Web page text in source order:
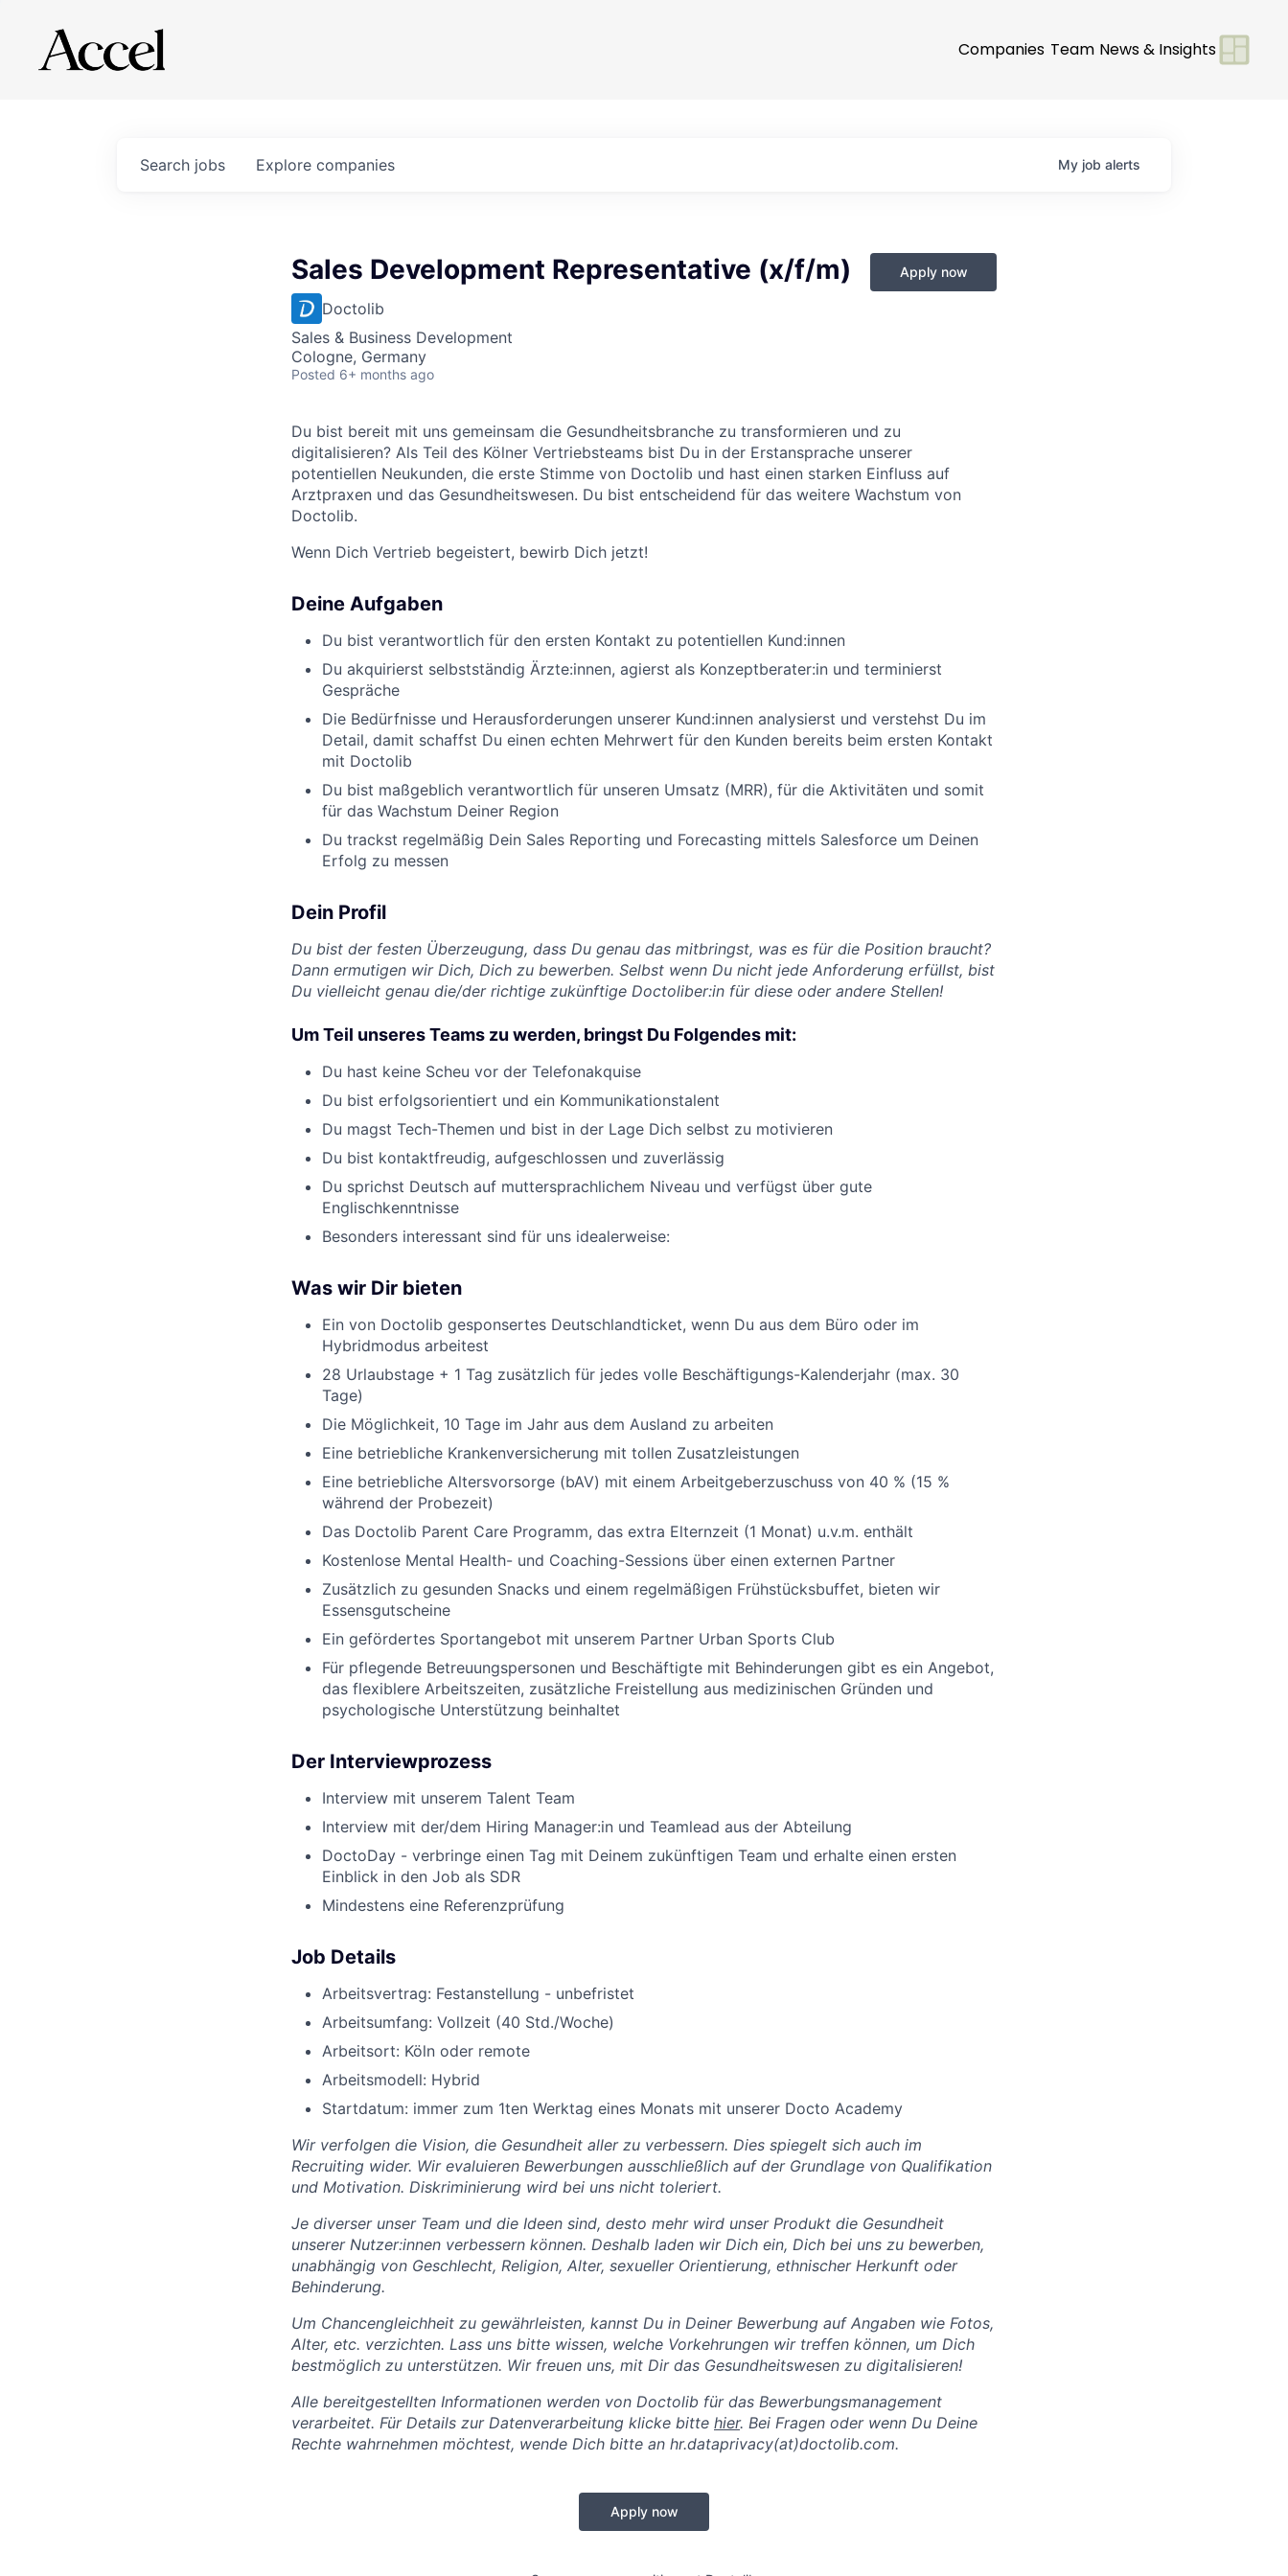
Companies Team News & Insights
Search jobs Explore companies My job alerts
Sales Development Representative (x/f/m)
Doctolib
Sales & Business Development
Cologne, Germany
Posted 6+ months ago
Apply now
Du bist bereit mit uns gemeinsam die Gesundheitsbranche zu transformieren und zu
digitalisieren? Als Teil des Kölner Vertriebsteams bist Du in der Erstansprache unserer
potentiellen Neukunden, die erste Stimme von Doctolib und hast einen starken Einfluss auf
Arztpraxen und das Gesundheitswesen. Du bist entscheidend für das weitere Wachstum von
Doctolib.
Wenn Dich Vertrieb begeistert, bewirb Dich jetzt!
Deine Aufgaben
Du bist verantwortlich für den ersten Kontakt zu potentiellen Kund:innen
Du akquirierst selbstständig Ärzte:innen, agierst als Konzeptberater:in und terminierst
Gespräche
Die Bedürfnisse und Herausforderungen unserer Kund:innen analysierst und verstehst Du im
Detail, damit schaffst Du einen echten Mehrwert für den Kunden bereits beim ersten Kontakt
mit Doctolib
Du bist maßgeblich verantwortlich für unseren Umsatz (MRR), für die Aktivitäten und somit
für das Wachstum Deiner Region
Du trackst regelmäßig Dein Sales Reporting und Forecasting mittels Salesforce um Deinen
Erfolg zu messen
Dein Profil
Du bist der festen Überzeugung, dass Du genau das mitbringst, was es für die Position braucht?
Dann ermutigen wir Dich, Dich zu bewerben. Selbst wenn Du nicht jede Anforderung erfüllst, bist
Du vielleicht genau die/der richtige zukünftige Doctoliber:in für diese oder andere Stellen!
Um Teil unseres Teams zu werden, bringst Du Folgendes mit:
Du hast keine Scheu vor der Telefonakquise
Du bist erfolgsorientiert und ein Kommunikationstalent
Du magst Tech-Themen und bist in der Lage Dich selbst zu motivieren
Du bist kontaktfreudig, aufgeschlossen und zuverlässig
Du sprichst Deutsch auf muttersprachlichem Niveau und verfügst über gute
Englischkenntnisse
Besonders interessant sind für uns idealerweise:
Was wir Dir bieten
Ein von Doctolib gesponsertes Deutschlandticket, wenn Du aus dem Büro oder im
Hybridmodus arbeitest
28 Urlaubstage + 1 Tag zusätzlich für jedes volle Beschäftigungs-Kalenderjahr (max. 30
Tage)
Die Möglichkeit, 10 Tage im Jahr aus dem Ausland zu arbeiten
Eine betriebliche Krankenversicherung mit tollen Zusatzleistungen
Eine betriebliche Altersvorsorge (bAV) mit einem Arbeitgeberzuschuss von 40 % (15 %
während der Probezeit)
Das Doctolib Parent Care Programm, das extra Elternzeit (1 Monat) u.v.m. enthält
Kostenlose Mental Health- und Coaching-Sessions über einen externen Partner
Zusätzlich zu gesunden Snacks und einem regelmäßigen Frühstücksbuffet, bieten wir
Essensgutscheine
Ein gefördertes Sportangebot mit unserem Partner Urban Sports Club
Für pflegende Betreuungspersonen und Beschäftigte mit Behinderungen gibt es ein Angebot,
das flexiblere Arbeitszeiten, zusätzliche Freistellung aus medizinischen Gründen und
psychologische Unterstützung beinhaltet
Der Interviewprozess
Interview mit unserem Talent Team
Interview mit der/dem Hiring Manager:in und Teamlead aus der Abteilung
DoctoDay - verbringe einen Tag mit Deinem zukünftigen Team und erhalte einen ersten
Einblick in den Job als SDR
Mindestens eine Referenzprüfung
Job Details
Arbeitsvertrag: Festanstellung - unbefristet
Arbeitsumfang: Vollzeit (40 Std./Woche)
Arbeitsort: Köln oder remote
Arbeitsmodell: Hybrid
Startdatum: immer zum 1ten Werktag eines Monats mit unserer Docto Academy
Wir verfolgen die Vision, die Gesundheit aller zu verbessern. Dies spiegelt sich auch im
Recruiting wider. Wir evaluieren Bewerbungen ausschließlich auf der Grundlage von Qualifikation
und Motivation. Diskriminierung wird bei uns nicht toleriert.
Je diverser unser Team und die Ideen sind, desto mehr wird unser Produkt die Gesundheit
unserer Nutzer:innen verbessern können. Deshalb laden wir Dich ein, Dich bei uns zu bewerben,
unabhängig von Geschlecht, Religion, Alter, sexueller Orientierung, ethnischer Herkunft oder
Behinderung.
Um Chancengleichheit zu gewährleisten, kannst Du in Deiner Bewerbung auf Angaben wie Fotos,
Alter, etc. verzichten. Lass uns bitte wissen, welche Vorkehrungen wir treffen können, um Dich
bestmöglich zu unterstützen. Wir freuen uns, mit Dir das Gesundheitswesen zu digitalisieren!
Alle bereitgestellten Informationen werden von Doctolib für das Bewerbungsmanagement
verarbeitet. Für Details zur Datenverarbeitung klicke bitte hier. Bei Fragen oder wenn Du Deine
Rechte wahrnehmen möchtest, wende Dich bitte an hr.dataprivacy(at)doctolib.com.
Apply now